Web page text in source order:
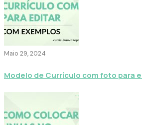
Maio 29, 2024
Modelo de Currículo com foto para